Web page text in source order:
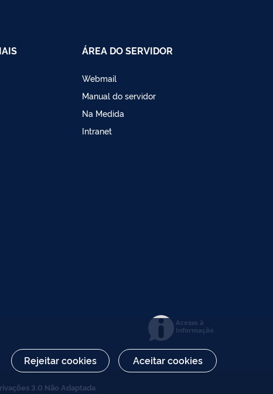
ÁREA DO SERVIDOR
Webmail
Manual do servidor
Na Medida
Intranet
Acesso à
Informação
3.0 Não Adaptada
Rejeitar cookies Aceitar cookies